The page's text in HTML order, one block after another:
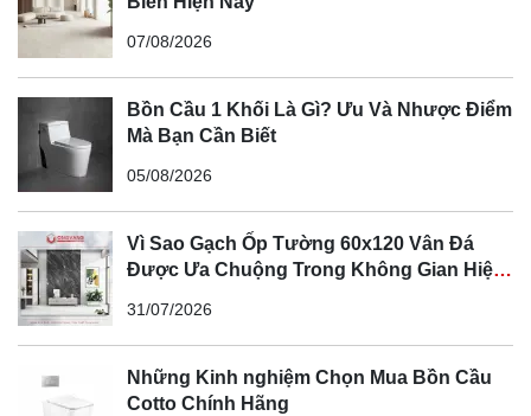
07/08/2026
Bồn Cầu 1 Khối Là Gì? Ưu Và Nhược Điểm
Mà Bạn Cần Biết
05/08/2026
Vì Sao Gạch Ốp Tường 60x120 Vân Đá
Được Ưa Chuộng Trong Không Gian Hiện
31/07/2026
Những Kinh nghiệm Chọn Mua Bồn Cầu
Cotto Chính Hãng